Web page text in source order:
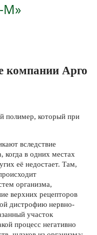
М»
компании Арго
полимер, который при
вследствие
когда в одних местах
её недостает. Там,
организма,
верхних рецепторов
дистрофию нервно-
участок
процесс негативно